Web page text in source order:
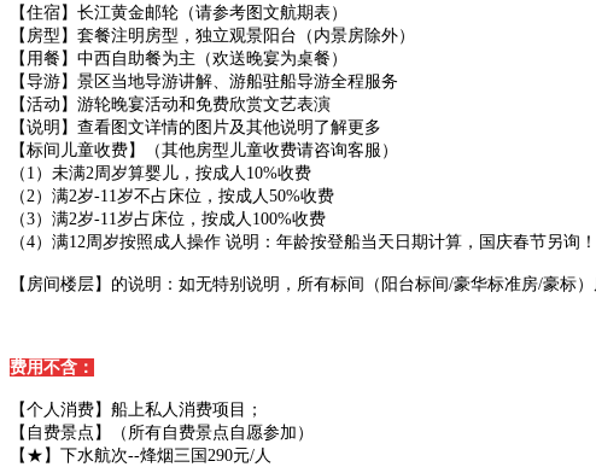
【住宿】长江黄金邮轮（请参考图文航期表）
【房型】套餐注明房型，独立观景阳台（内景房除外）
【用餐】中西自助餐为主（欢送晚宴为桌餐）
【导游】景区当地导游讲解、游船驻船导游全程服务
【活动】游轮晚宴活动和免费欣赏文艺表演
【说明】查看图文详情的图片及其他说明了解更多
【标间儿童收费】（其他房型儿童收费请咨询客服）
（1）未满2周岁算婴儿，按成人10%收费
（2）满2岁-11岁不占床位，按成人50%收费
（3）满2岁-11岁占床位，按成人100%收费
（4）满12周岁按照成人操作 说明：年龄按登船当天日期计算，国庆春节另询！
【房间楼层】的说明：如无特别说明，所有标间（阳台标间/豪华标准房/豪标
费用不含：
【个人消费】船上私人消费项目；
【自费景点】（所有自费景点自愿参加）
【★】下水航次--烽烟三国290元/人